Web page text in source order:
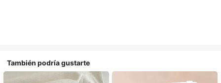
También podría gustarte